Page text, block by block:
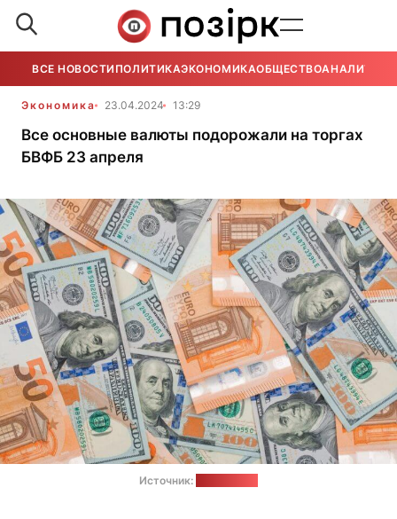
ВСЕ НОВОСТИ ПОЛИТИКАЭКОНОМИКАОБЩЕСТВОАНАЛИТИКА
Экономика 23.04.2024 13:29
Все основные валюты подорожали на торгах
БВФБ 23 апреля
Источник: